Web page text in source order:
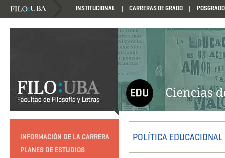
INSTITUCIONAL CARRERAS DE GRADO POSGRADO
HTTP://EDUCACION.FILO.UBA.AR/PROGRAMACION1985
INFORMACIÓN DE LA CARRERA
PLANES DE ESTUDIOS
POLÍTICA EDUCACIONAL